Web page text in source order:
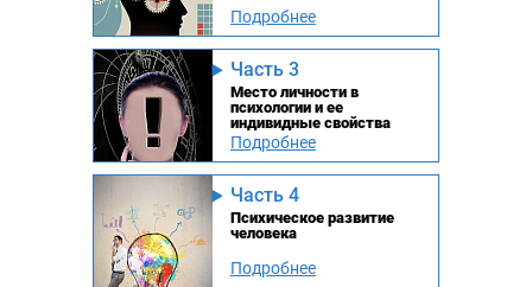
Подробнее
Часть 3
Место личности в
психологии и ее
индивидные свойства
Подробнее
Часть 4
Психическое развитие
человека
Подробнее